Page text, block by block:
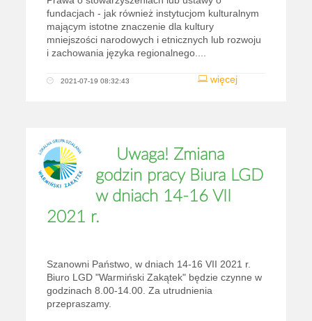
fundacjach - jak również instytucjom kulturalnym
mającym istotne znaczenie dla kultury
mniejszości narodowych i etnicznych lub rozwoju
i zachowania języka regionalnego....
więcej
2021-07-19 08:32:43
Uwaga! Zmiana
godzin pracy Biura LGD
w dniach 14-16 VII
2021 r.
Szanowni Państwo, w dniach 14-16 VII 2021 r.
Biuro LGD "Warmiński Zakątek" będzie czynne w
godzinach 8.00-14.00. Za utrudnienia
przepraszamy.